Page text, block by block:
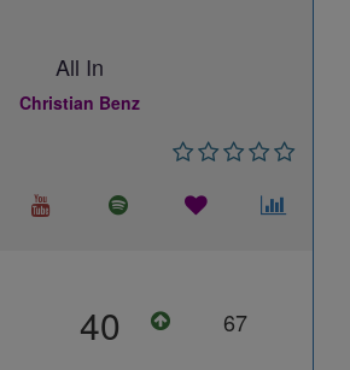
All In
Christian Benz
40 67